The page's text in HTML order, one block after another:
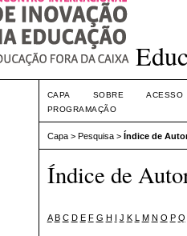
CAPA SOBRE
ACESSO
PROGRAMAÇÃO
Capa> Pesquisa> Índice de
Índice de
A B C D E F G H I J K L M N O P Q